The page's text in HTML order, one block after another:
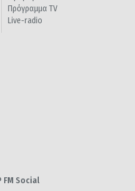
Πρόγραμμα TV
Live-radio
FM Social